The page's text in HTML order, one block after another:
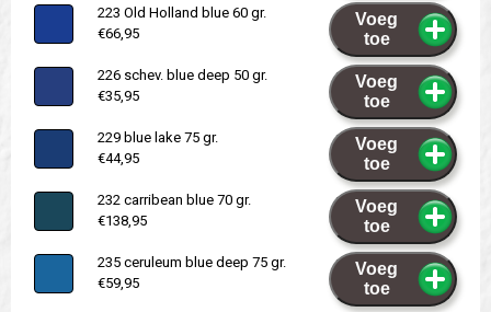
223 Old Holland blue 60 gr.
€66,95
Voeg
toe
226 schev. blue deep 50 gr.
€35,95
Voeg
toe
229 blue lake 75 gr.
€44,95
Voeg
toe
232 carribean blue 70 gr.
€138,95
Voeg
toe
235 ceruleum blue deep 75 gr.
€59,95
Voeg
toe